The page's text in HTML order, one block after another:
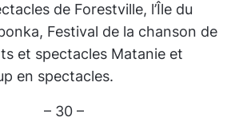
de Forestville, l’Île du
Festival de la chanson de
et spectacles Matanie et
en spectacles.
– 30 –